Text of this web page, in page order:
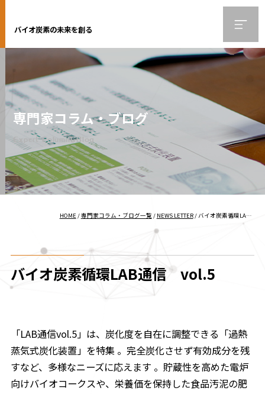
バイオ炭素の未来を創る
専門家コラム・ブログ
Expert Column&Blog
HOME/専門家コラム・ブログ一覧 / NEWS LETTER/ バイオ炭素循環LAB通信 vol.5
バイオ炭素循環LAB通信 vol.5
「LAB通信vol.5」は、炭化度を自在に調整できる「過熱
蒸気式炭化装置」を特集 。完全炭化させず有効成分を残
すなど、多様なニーズに応えます 。貯蔵性を高めた電炉
向けバイオコークスや、栄養価を保持した食品汚泥の肥